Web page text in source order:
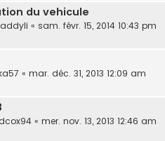
du vehicule
« sam. févr. 15, 2014 10:43 pm
« mar. déc. 31, 2013 12:09 am
« mer. nov. 13, 2013 12:46 am